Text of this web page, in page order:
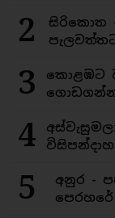
2
සිරිකොත
3
කොළඹට
4
5
අනුර -